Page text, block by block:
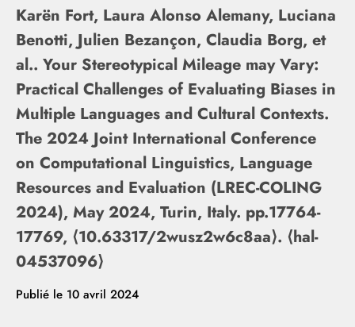
Karën Fort, Laura Alonso Alemany, Luciana
Benotti, Julien Bezançon, Claudia Borg, et
al.. Your Stereotypical Mileage may Vary:
Practical Challenges of Evaluating Biases in
Multiple Languages and Cultural Contexts.
The 2024 Joint International Conference
on Computational Linguistics, Language
Resources and Evaluation (LREC-COLING
2024), May 2024, Turin, Italy. pp.17764-
17769, ⟨10.63317/2wusz2w6c8aa⟩. ⟨hal-
04537096⟩
Publié le 10 avril 2024